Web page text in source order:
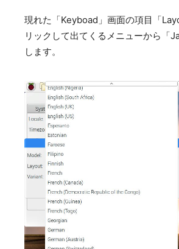
現れた「Keyboad」画面の項目「
リックして出てくるメニューから「
します。